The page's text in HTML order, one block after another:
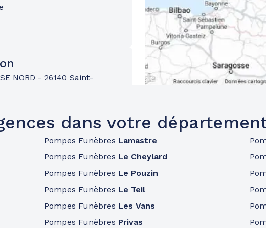
NORD - 26140 Saint-
dans votre
Pompes Funèbres Lamastre
Pompes Funèbres Le Cheylard
Pompes Funèbres Le Pouzin
Pompes Funèbres Le Teil
Pompes Funèbres Les Vans
Pompes Funèbres Privas